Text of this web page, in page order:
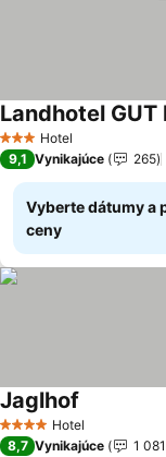
3 Počet hviezdičiek
Hotel
Landhotel GUT
9,1 Vynikajúce 265
Vyberte dátumy a
ceny
4 Počet hviezdičiek
Hotel
Jaglhof
8,7 Vynikajúce 1 081